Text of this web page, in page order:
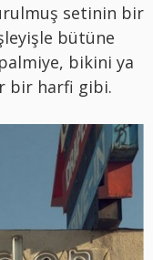
setinin bir
bütüne
bikini ya
bir harfi gibi.